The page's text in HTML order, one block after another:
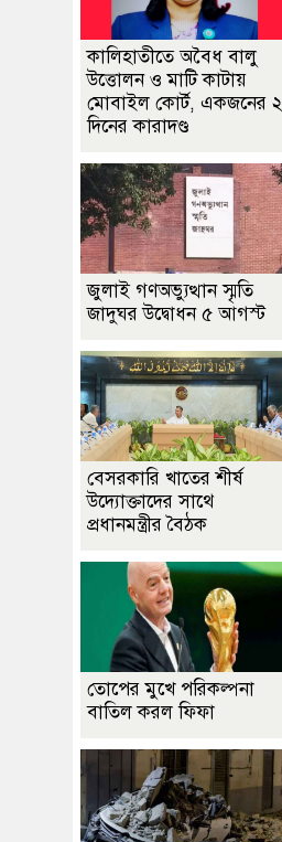
কালিহাতীতে অবৈধ বালু
উত্তোলন ও মাটি কাটায়
মোবাইল কোর্ট, একজনের ২
দিনের কারাদণ্ড
জুলাই গণঅভ্যুত্থান স্মৃতি
জাদুঘর উদ্বোধন ৫ আগস্ট
বেসরকারি খাতের শীর্ষ
উদ্যোক্তাদের সাথে
প্রধানমন্ত্রীর বৈঠক
তোপের মুখে পরিকল্পনা
বাতিল করল ফিফা